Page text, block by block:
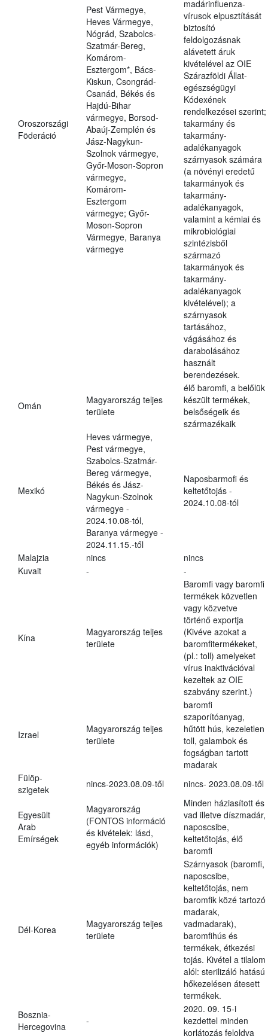
Oroszországi
Föderáció
Pest Vármegye,
Heves Vármegye,
Nógrád, Szabolcs-
Szatmár-Bereg,
Komárom-
Esztergom*, Bács-
Kiskun, Csongrád-
Csanád, Békés és
Hajdú-Bihar
vármegye, Borsod-
Abaúj-Zemplén és
Jász-Nagykun-
Szolnok vármegye,
Győr-Moson-Sopron
vármegye,
Komárom-
Esztergom
vármegye; Győr-
Moson-Sopron
Vármegye, Baranya
vármegye
madárinfluenza-
vírusok elpusztítását
biztosító
feldolgozásnak
alávetett áruk
kivételével az OIE
Szárazföldi Állat-
egészségügyi
Kódexének
rendelkezései szerint;
takarmány és
takarmány-
adalékanyagok
szárnyasok számára
(a növényi eredetű
takarmányok és
takarmány-
adalékanyagok,
valamint a kémiai és
mikrobiológiai
szintézisből
származó
takarmányok és
takarmány-
adalékanyagok
kivételével); a
szárnyasok
tartásához,
vágásához és
darabolásához
használt
berendezések.
Omán
Magyarország teljes
területe
élő baromfi, a belőlük
készült termékek,
belsőségeik és
származékaik
Mexikó
Heves vármegye,
Pest vármegye,
Szabolcs-Szatmár-
Bereg vármegye,
Békés és Jász-
Nagykun-Szolnok
vármegye -
2024.10.08-tól,
Baranya vármegye -
2024.11.15.-től
Naposbarmofi és
keltetőtojás -
2024.10.08-tól
Malajzia nincs
nincs
Kuvait
- -
Kína
Magyarország teljes
területe
Baromfi vagy baromfi
termékek közvetlen
vagy közvetve
történő exportja
(Kivéve azokat a
baromfitermékeket,
(pl.: toll) amelyeket
vírus inaktivációval
kezeltek az OIE
szabvány szerint.)
Izrael
Magyarország teljes
területe
baromfi
szaporítóanyag,
hűtött hús, kezeletlen
toll, galambok és
fogságban tartott
madarak
Fülöp-
szigetek
nincs-2023.08.09-től nincs- 2023.08.09-től
Egyesült
Arab
Emírségek
Magyarország
(FONTOS információ
és kivételek: lásd,
egyéb információk)
Minden háziasított és
vad illetve díszmadár,
naposcsibe,
keltetőtojás, élő
baromfi
Dél-Korea
Magyarország teljes
területe
Szárnyasok (baromfi,
naposcsibe,
keltetőtojás, nem
baromfik közé tartozó
madarak,
vadmadarak),
baromfihús és
termékek, étkezési
tojás. Kivétel a tilalom
alól: sterilizáló hatású
hőkezelésen átesett
termékek.
Bosznia-
Hercegovina
-
2020. 09. 15-i
kezdettel minden
korlátozás feloldva